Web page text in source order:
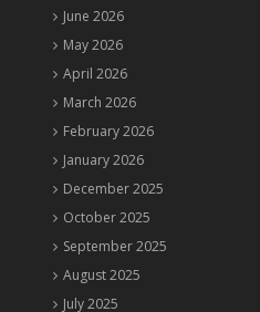
June 2026
May 2026
April 2026
March 2026
February 2026
January 2026
December 2025
October 2025
September 2025
August 2025
July 2025